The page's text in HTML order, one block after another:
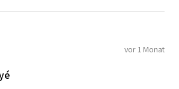
vor 1 Monat